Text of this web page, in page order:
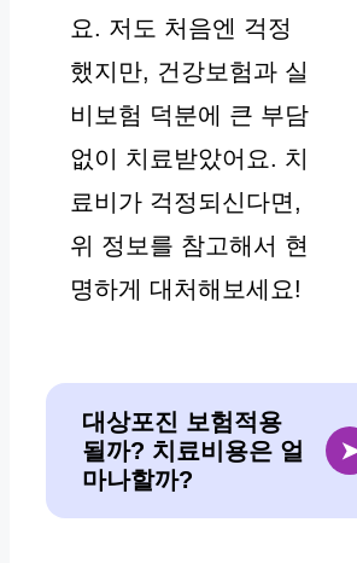
요. 저도 처음엔 걱정
했지만, 건강보험과 실
비보험 덕분에 큰 부담
없이 치료받았어요. 치
료비가 걱정되신다면,
위 정보를 참고해서 현
명하게 대처해보세요!
대상포진 보험적용
될까? 치료비용은 얼
마나할까?